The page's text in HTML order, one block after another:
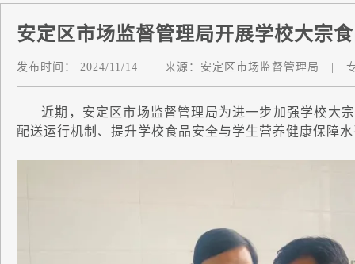
安定区市场监督管理局开展学校大宗
发布时间： 2024/11/14 来源： 安定区市场监督管理局
近期，安定区市场监督管理局为进一步加强学校大
配送运行机制、提升学校食品安全与学生营养健康保障